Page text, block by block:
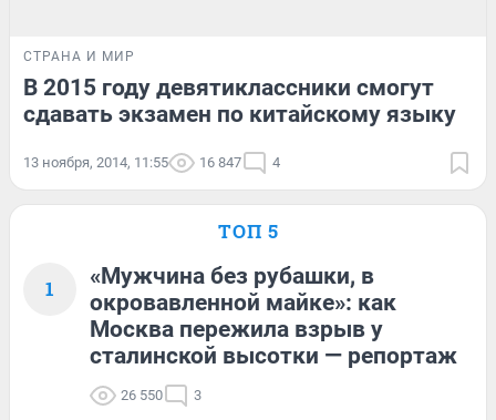
СТРАНА И МИР
В 2015 году девятиклассники смогут
сдавать экзамен по китайскому языку
13 ноября, 2014, 11:55 16 847 4
ТОП 5
1
«Мужчина без рубашки, в
окровавленной майке»: как
Москва пережила взрыв у
сталинской высотки — репортаж
26 550 3